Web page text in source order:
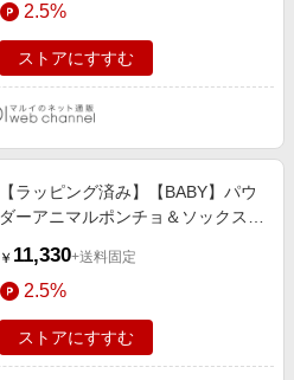
2.5%
ストアにすすむ
【ラッピング済み】【BABY】パウ
ダーアニマルポンチョ＆ソックス
￥ 11,330+送料固定
2.5%
ストアにすすむ